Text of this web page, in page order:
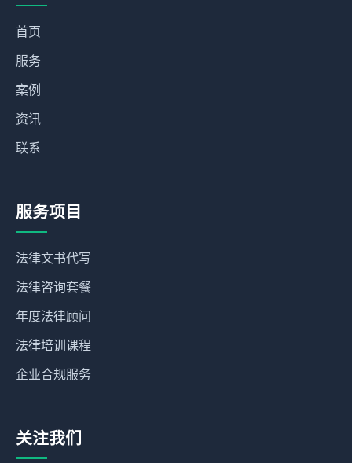
首页
服务
案例
资讯
联系
服务项目
法律文书代写
法律咨询套餐
年度法律顾问
法律培训课程
企业合规服务
关注我们